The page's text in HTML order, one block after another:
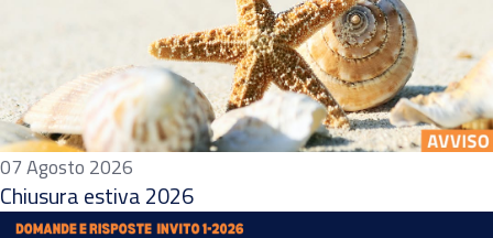
07 Agosto 2026
Chiusura estiva 2026